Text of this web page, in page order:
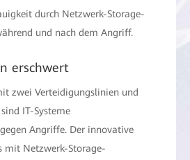
durch Netzwerk-Storage-
und nach dem Angriff.
erschwert
zwei Verteidigungslinien und
IT-Systeme
Angriffe. Der innovative
mit Netzwerk-Storage-